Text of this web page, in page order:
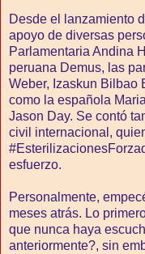
Desde el lanzamiento
apoyo de diversas
Parlamentaria Andina
peruana Demus, las
Weber, Izaskun Bilbao
como la española
Jason Day. Se contó
civil internacional,
esfuerzo.
Personalmente,
meses atrás. Lo
que nunca haya
anteriormente?, sin